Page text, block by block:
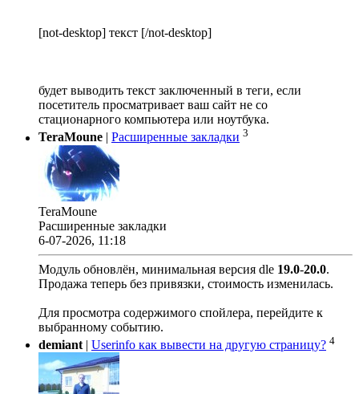
[not-desktop] текст [/not-desktop]
будет выводить текст заключенный в теги, если
посетитель просматривает ваш сайт не со
стационарного компьютера или ноутбука.
TeraMoune
Расширенные закладки 3
TeraMoune
Расширенные закладки
6-07-2026, 11:18
Модуль обновлён, минимальная версия dle 19.0-20.0.
Продажа теперь без привязки, стоимость изменилась.
Для просмотра содержимого спойлера, перейдите к
выбранному событию.
demiant | Userinfo как вывести на другую страницу? 4